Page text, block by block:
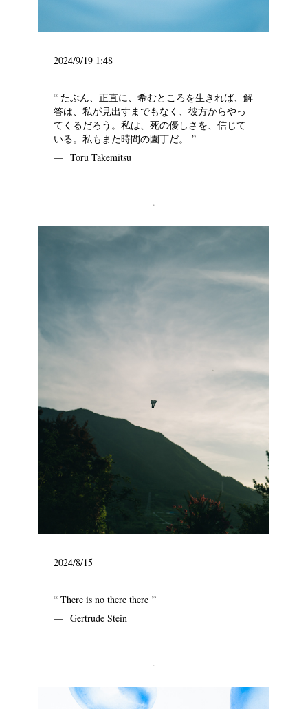
2024/9/19 1:48
“ たぶん、正直に、希むところを生きれば、解
答は、私が見出すまでもなく、彼方からやっ
てくるだろう。私は、死の優しさを、信じて
いる。私もまた時間の園丁だ。 ”
— Toru Takemitsu
.
2024/8/15
“ There is no there there ”
— Gertrude Stein
.